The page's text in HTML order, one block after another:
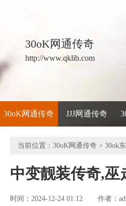
30oK网通传奇
http://www.qklib.com
30oK网通传奇 JJJ网通传奇
当前位置： 30oK网通传奇 > 30ok
中变靓装传奇,巫
时间：2024-12-24 01:12 作者：